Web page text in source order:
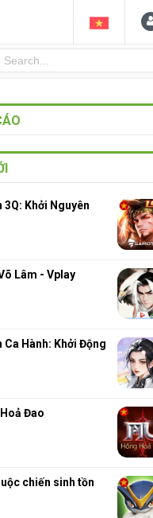
3Q: Khởi Nguyên
Lâm - Vplay
Ca Hành: Khởi Động
Đao
chiến sinh tồn